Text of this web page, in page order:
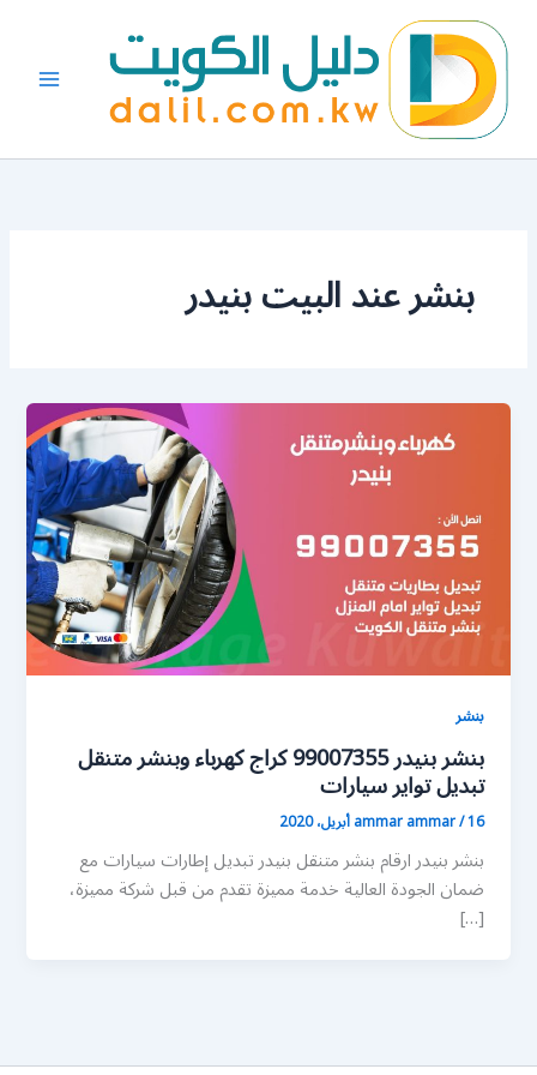
المحتوى
بنشر عند البيت بنيدر
بنشر
بنشر بنيدر 99007355 كراج كهرباء وبنشر متنقل
تبديل تواير سيارات
ammar ammar/16 أبريل، 2020
بنشر بنيدر ارقام بنشر متنقل بنيدر تبديل إطارات سيارات مع
ضمان الجودة العالية خدمة مميزة تقدم من قبل شركة مميزة،
[…]